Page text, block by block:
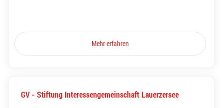
Mehr erfahren
GV - Stiftung Interessengemeinschaft Lauerzersee